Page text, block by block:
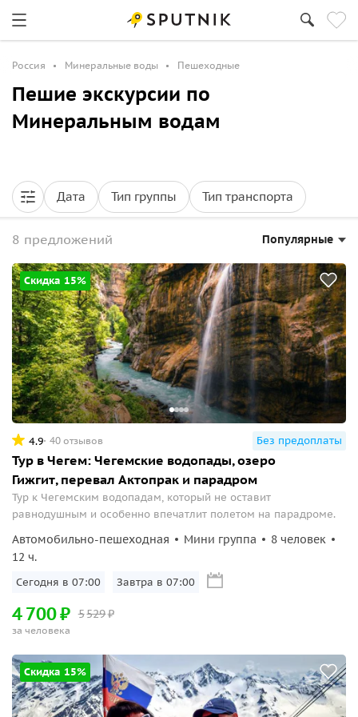
Россия Минеральные воды Пешеходные
Пешие экскурсии по
Минеральным водам
Дата Тип группы Тип транспорта
8 предложений Популярные
Скидка 15%
4.9 40 отзывов Без предоплаты
Тур в Чегем: Чегемские водопады, озеро
Гижгит, перевал Актопрак и парадром
Тур к Чегемским водопадам, который не оставит
равнодушным и особенно впечатлит полетом на парадроме.
Автомобильно-пешеходная Мини группа
8 человек
12 ч.
Сегодня в 07:00 Завтра в 07:00
5529₽
4700₽
за человека
Скидка 15%